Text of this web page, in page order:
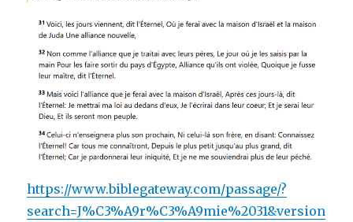
https://www.biblegateway.com/passage/?
search=J%C3%A9r%C3%A9mie%2031&version